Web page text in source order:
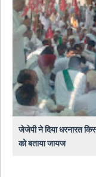
जेजेपी ने दिया धरनारत
को बताया जायज